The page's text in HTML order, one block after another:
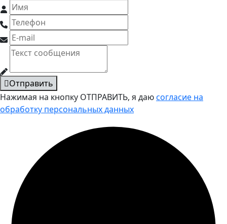
Отправить
Нажимая на кнопку ОТПРАВИТЬ, я даюсогласие на
обработку персональных данных